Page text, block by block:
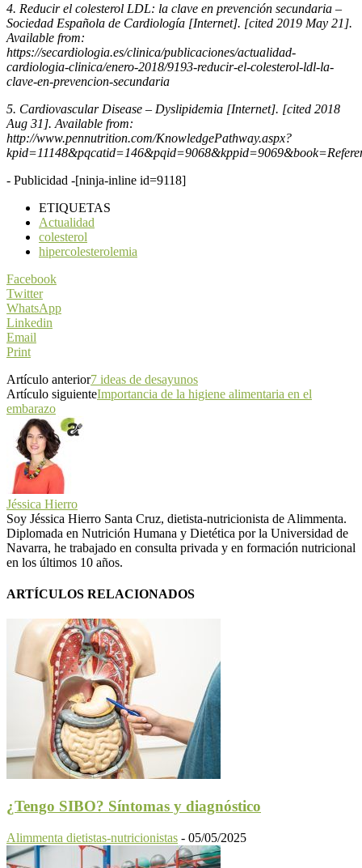
4. Reducir el colesterol LDL: la clave en prevención secundaria –
Sociedad Española de Cardiología [Internet]. [cited 2019 May 21].
Available from:
https://secardiologia.es/clinica/publicaciones/actualidad-
cardiologia-clinica/enero-2018/9193-reducir-el-colesterol-ldl-la-
clave-en-prevencion-secundaria
5. Cardiovascular Disease – Dyslipidemia [Internet]. [cited 2018
Aug 31]. Available from:
http://www.pennutrition.com/KnowledgePathway.aspx?
- Publicidad -[ninja-inline id=9118]
ETIQUETAS
Actualidad
colesterol
hipercolesterolemia
Facebook
Twitter
WhatsApp
Linkedin
Email
Print
Artículo anterior7 ideas de desayunos
Artículo siguienteImportancia de la higiene alimentaria en el
embarazo
Jéssica Hierro
Soy Jéssica Hierro Santa Cruz, dietista-nutricionista de Alimmenta.
Diplomada en Nutrición Humana y Dietética por la Universidad de
Navarra, he trabajado en consulta privada y en formación nutricional
en los últimos 10 años.
ARTÍCULOS RELACIONADOS
¿Tengo SIBO? Síntomas y diagnóstico
Alimmenta dietistas-nutricionistas - 05/05/2025